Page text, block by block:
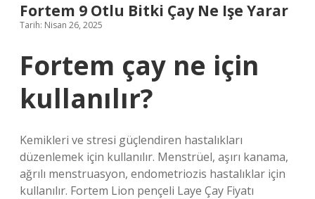
Fortem 9 Otlu Bitki Çay Ne Işe Yarar
Tarih: Nisan 26, 2025
Fortem çay ne için
kullanılır?
Kemikleri ve stresi güçlendiren hastalıkları
düzenlemek için kullanılır. Menstrüel, aşırı kanama,
ağrılı menstruasyon, endometriozis hastalıklar için
kullanılır. Fortem Lion pençeli Laye Çay Fiyatı